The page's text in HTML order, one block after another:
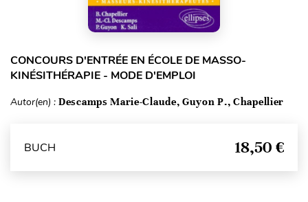
CONCOURS D'ENTRÉE EN ÉCOLE DE MASSO-
KINÉSITHÉRAPIE - MODE D'EMPLOI
Autor(en) : Descamps Marie-Claude, Guyon P., Chapellier
BUCH 18,50 €